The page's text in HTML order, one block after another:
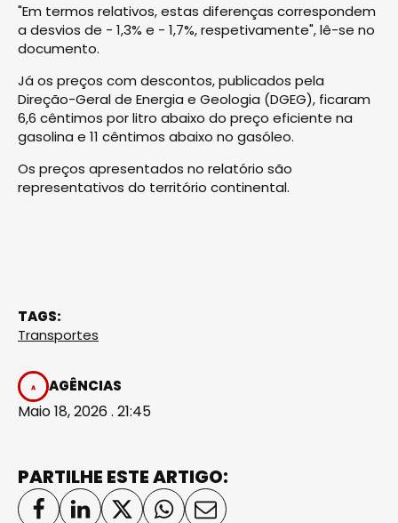
"Em termos relativos, estas diferenças correspondem
a desvios de - 1,3% e - 1,7%, respetivamente", lê-se no
documento.
Já os preços com descontos, publicados pela
Direção-Geral de Energia e Geologia (DGEG), ficaram
6,6 cêntimos por litro abaixo do preço eficiente na
gasolina e 11 cêntimos abaixo no gasóleo.
Os preços apresentados no relatório são
representativos do território continental.
TAGS:
Transportes
AGÊNCIAS
Maio 18, 2026 . 21:45
PARTILHE ESTE ARTIGO: